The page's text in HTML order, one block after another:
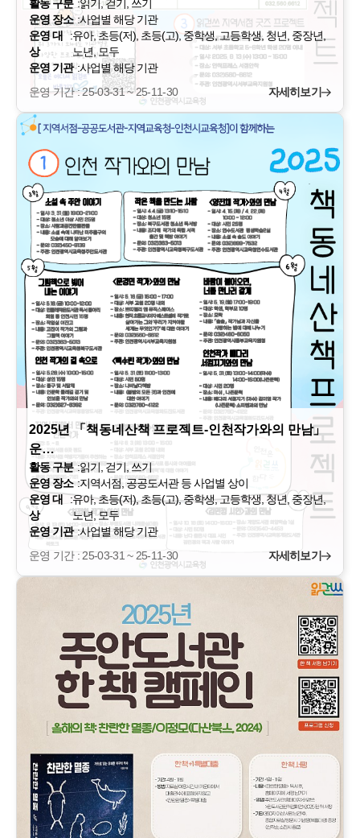
활동 구분 :읽기, 걷기, 쓰기
운영 장소 :사업별 해당 기관
운영 대
상
:유아, 초등(저), 초등(고), 중학생, 고등학생, 청년, 중장년,
노년, 모두
운영 기관 :사업별 해당 기관
운영 기간 : 25-03-31 ~ 25-11-30
자세히보기
2025년 「책동네산책 프로젝트-인천작가와의 만남」
운…
활동 구분 :읽기, 걷기, 쓰기
운영 장소 :지역서점, 공공도서관 등 사업별 상이
운영 대
상
:유아, 초등(저), 초등(고), 중학생, 고등학생, 청년, 중장년,
노년, 모두
운영 기관 :사업별 해당 기관
운영 기간 : 25-03-31 ~ 25-11-30
자세히보기